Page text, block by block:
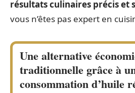
résultats culinaires précis et
vous n’êtes pas expert en
Une alternative
traditionnelle grâce à
consommation d’huile